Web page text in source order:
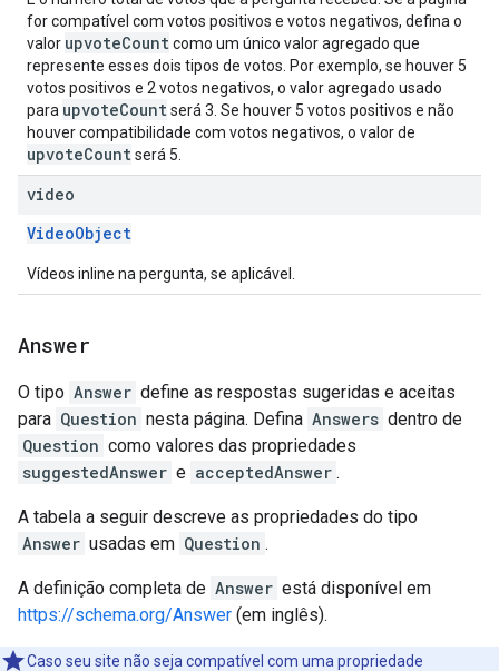
for compatível com votos positivos e votos negativos, defina o
valor upvoteCount como um único valor agregado que
represente esses dois tipos de votos. Por exemplo, se houver 5
votos positivos e 2 votos negativos, o valor agregado usado
para upvoteCount será 3. Se houver 5 votos positivos e não
houver compatibilidade com votos negativos, o valor de
upvoteCount será 5.
video
VideoObject
Vídeos inline na pergunta, se aplicável.
Answer
O tipo Answer define as respostas sugeridas e aceitas
para Question nesta página. Defina Answers dentro de
Question como valores das propriedades
suggestedAnswer e acceptedAnswer .
A tabela a seguir descreve as propriedades do tipo
Answer usadas em Question .
A definição completa de Answer está disponível em
https://schema.org/Answer (em inglês).
Caso seu site não seja compatível com uma propriedade